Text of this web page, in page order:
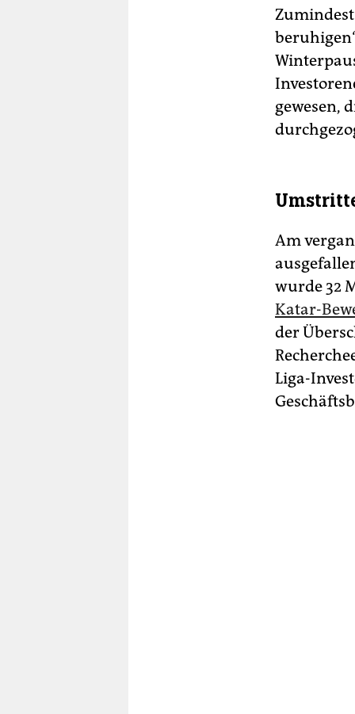
gewesen,
Am
wurde 32
Katar-
der
Liga-